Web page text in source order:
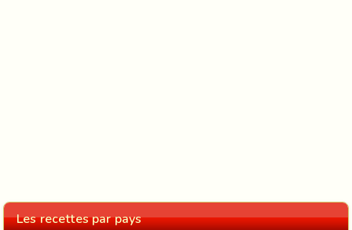
Les recettes par pays